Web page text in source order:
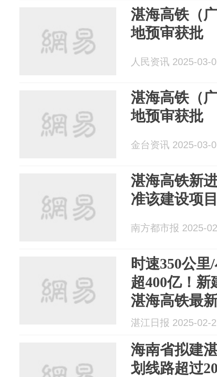
湛海高铁（
地预审获批
人民资讯 2025-03-
湛海高铁（
地预审获批
金台资讯 2025-03-
湛海高铁新
准该建设项
南方都市报 2025-
时速350公
超400亿！
湛海高铁最
湛江日报 2025-02-
海南省拟建
划线路超过